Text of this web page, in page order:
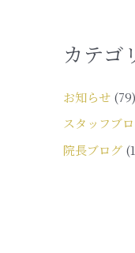
カテゴ
お知らせ (79)
スタッフブ
院長ブログ